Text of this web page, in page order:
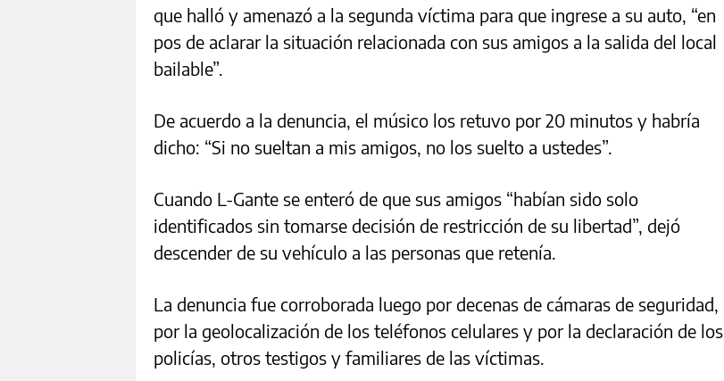
que halló y amenazó a la segunda víctima para que ingrese a su auto, “en
pos de aclarar la situación relacionada con sus amigos a la salida del local
bailable”.
De acuerdo a la denuncia, el músico los retuvo por 20 minutos y habría
dicho: “Si no sueltan a mis amigos, no los suelto a ustedes”.
Cuando L-Gante se enteró de que sus amigos “habían sido solo
identificados sin tomarse decisión de restricción de su libertad”, dejó
descender de su vehículo a las personas que retenía.
La denuncia fue corroborada luego por decenas de cámaras de seguridad,
por la geolocalización de los teléfonos celulares y por la declaración de los
policías, otros testigos y familiares de las víctimas.